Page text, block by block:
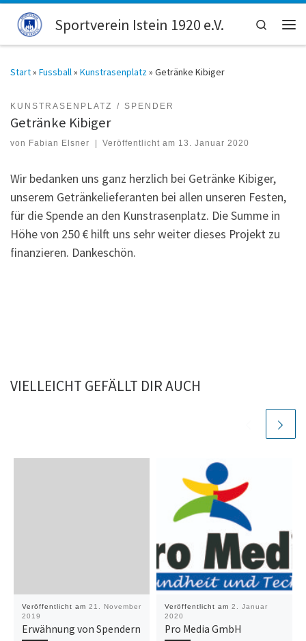
Zum Inhalt springen
Sportverein Istein 1920 e.V.
Search
Start» Fussball» Kunstrasenplatz» Getränke Kibiger
KUNSTRASENPLATZ SPENDER
Getränke Kibiger
von Fabian Elsner Veröffentlicht am 13. Januar 2020
Wir bedanken uns ganz herzlich bei Getränke Kibiger,
unserem Getränkelieferanten bei allen unseren Festen,
für die Spende an den Kunstrasenplatz. Die Summe in
Höhe von 250 € hilft uns sehr weiter dieses Projekt zu
finanzieren. Dankeschön.
VIELLEICHT GEFÄLLT DIR AUCH
Veröffentlicht am 21. November
2019
Erwähnung von Spendern
Veröffentlicht am 2. Januar
2020
Pro Media GmbH